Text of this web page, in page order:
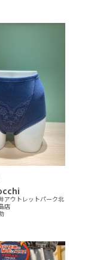
アウトレットパーク北
店